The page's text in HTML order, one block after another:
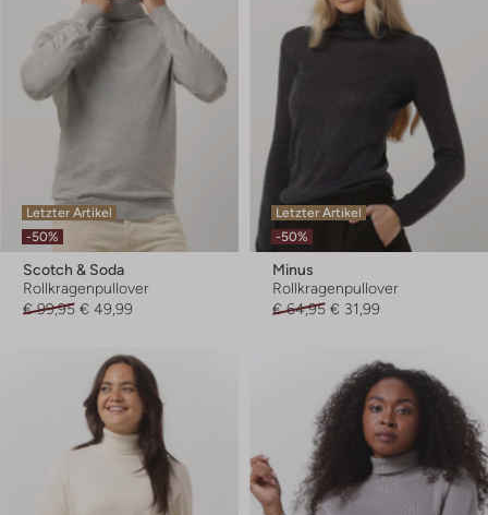
Letzter Artikel
-50%
Scotch & Soda
Rollkragenpullover
€ 99,95 € 49,99
Letzter Artikel
-50%
Minus
Rollkragenpullover
€ 64,95 € 31,99